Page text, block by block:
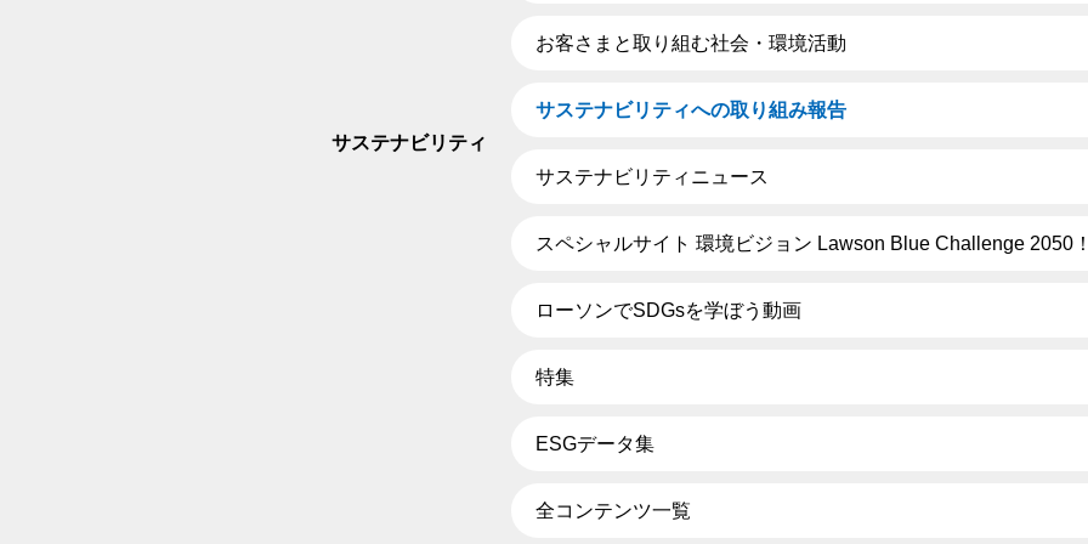
サステナビリティ
お客さまと取り組む社会・環境活動
サステナビリティへの取り組み報告
サステナビリティニュース
スペシャルサイト 環境ビジョン Lawson Blue Challenge 2050
ローソンでSDGsを学ぼう動画
特集
ESGデータ集
全コンテンツ一覧